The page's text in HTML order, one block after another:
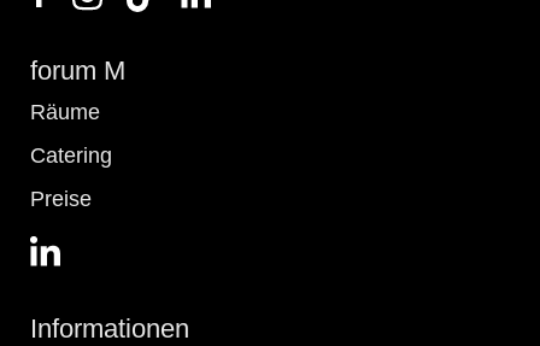
forum M
Räume
Catering
Preise
Informationen